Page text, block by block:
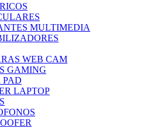
MULTIMEDIA
WEB CAM
GAMING
PAD
LAPTOP